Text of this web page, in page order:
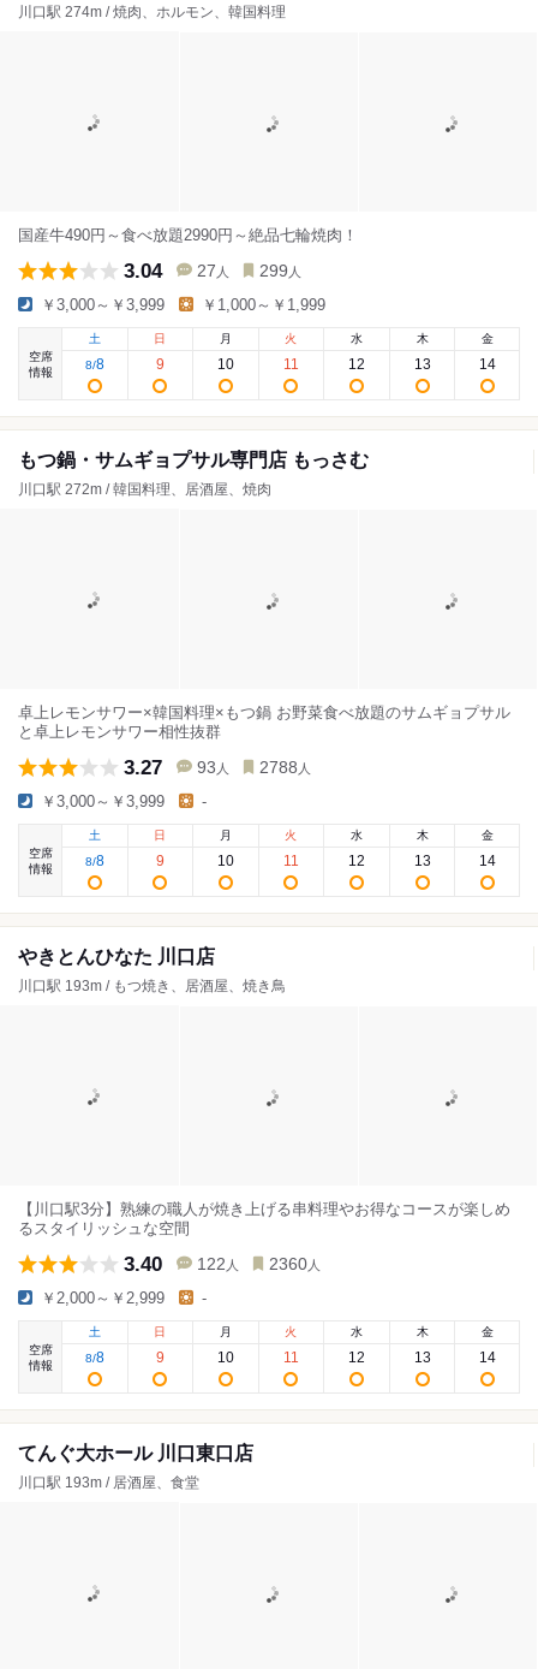
川口駅 274m / 焼肉、ホルモン、韓国料理
国産牛490円～食べ放題2990円～絶品七輪焼肉！
3.04 27 人 299 人
￥3,000～￥3,999 ￥1,000～￥1,999
空席
情報
土
8/8
日
9
月
10
火
11
水
12
木
13
金
14
もつ鍋・サムギョプサル専門店 もっさむ
川口駅 272m / 韓国料理、居酒屋、焼肉
卓上レモンサワー×韓国料理×もつ鍋 お野菜食べ放題のサムギョプサル
と卓上レモンサワー相性抜群
3.27 93 人 2788 人
￥3,000～￥3,999 -
空席
情報
土
8/8
日
9
月
10
火
11
水
12
木
13
金
14
やきとんひなた 川口店
川口駅 193m / もつ焼き、居酒屋、焼き鳥
【川口駅3分】熟練の職人が焼き上げる串料理やお得なコースが楽しめ
るスタイリッシュな空間
3.40 122 人 2360 人
￥2,000～￥2,999 -
空席
情報
土
8/8
日
9
月
10
火
11
水
12
木
13
金
14
てんぐ大ホール 川口東口店
川口駅 193m / 居酒屋、食堂